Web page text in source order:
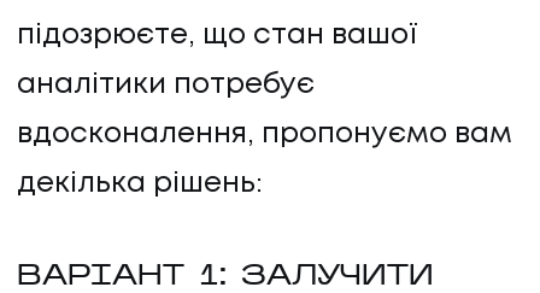
підозрюєте, що стан вашої
аналітики потребує
вдосконалення, пропонуємо вам
декілька рішень:
ВАРІАНТ 1: ЗАЛУЧИТИ